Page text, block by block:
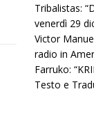
Tribalistas:
venerdì 29
Victor
radio in
Farruko:
Testo e